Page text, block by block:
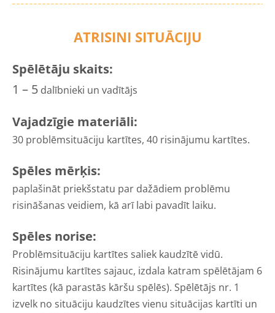
ATRISINI SITUĀCIJU
Spēlētāju skaits:
1 – 5 dalībnieki un vadītājs
Vajadzīgie materiāli:
30 problēmsituāciju kartītes, 40 risinājumu kartītes.
Spēles mērķis:
paplašināt priekšstatu par dažādiem problēmu
risināšanas veidiem, kā arī labi pavadīt laiku.
Spēles norise:
Problēmsituāciju kartītes saliek kaudzītē vidū.
Risinājumu kartītes sajauc, izdala katram spēlētājam 6
kartītes (kā parastās kāršu spēlēs). Spēlētājs nr. 1
izvelk no situāciju kaudzītes vienu situācijas kartīti un